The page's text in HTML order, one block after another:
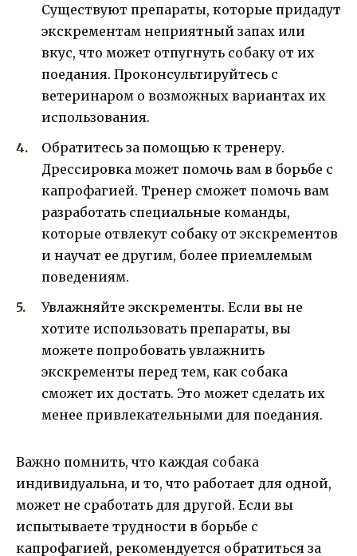
Существуют препараты, которые придадут
экскрементам неприятный запах или
вкус, что может отпугнуть собаку от их
поедания. Проконсультируйтесь с
ветеринаром о возможных вариантах их
использования.
Обратитесь за помощью к тренеру.
Дрессировка может помочь вам в борьбе с
капрофагией. Тренер сможет помочь вам
разработать специальные команды,
которые отвлекут собаку от экскрементов
и научат ее другим, более приемлемым
поведениям.
Увлажняйте экскременты. Если вы не
хотите использовать препараты, вы
можете попробовать увлажнить
экскременты перед тем, как собака
сможет их достать. Это может сделать их
менее привлекательными для поедания.
Важно помнить, что каждая собака
индивидуальна, и то, что работает для одной,
может не сработать для другой. Если вы
испытываете трудности в борьбе с
капрофагией, рекомендуется обратиться за